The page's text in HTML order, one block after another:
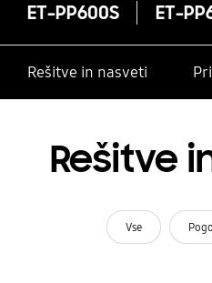
ET-PP600S ET-
Rešitve in nasveti
Rešitve
Vse